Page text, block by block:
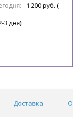
1 200 руб. (
3 дня)
Доставка